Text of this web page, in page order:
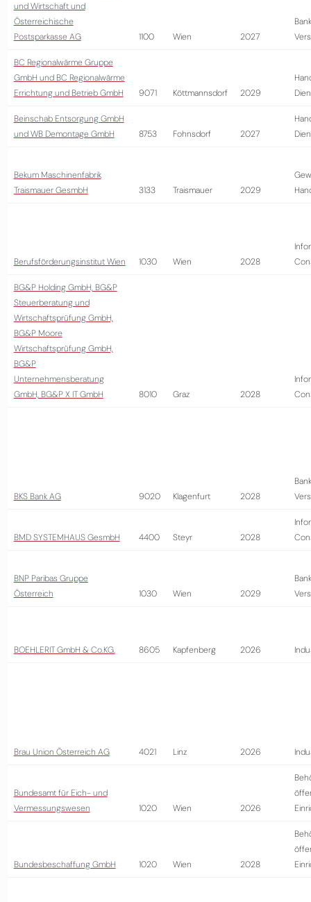
und Wirtschaft und
Österreichische
Postsparkasse AG
1100 Wien 2027
BC Regionalwärme Gruppe
GmbH und BC Regionalwärme
Errichtung und Betrieb GmbH
9071 Köttmannsdorf 2029
Beinschab Entsorgung GmbH
und WB Demontage GmbH
8753 Fohnsdorf 2027
Bekum Maschinenfabrik
Traismauer GesmbH
3133 Traismauer 2029
Berufsförderungsinstitut Wien 1030 Wien 2028
BG&P Holding GmbH, BG&P
Steuerberatung und
Wirtschaftsprüfung GmbH,
BG&P Moore
Wirtschaftsprüfung GmbH,
BG&P
Unternehmensberatung
GmbH, BG&P X IT GmbH
8010 Graz 2028
BKS Bank AG 9020 Klagenfurt 2028
BMD SYSTEMHAUS GesmbH 4400 Steyr 2028
BNP Paribas Gruppe
Österreich
1030 Wien 2029
BOEHLERIT GmbH & Co.KG. 8605 Kapfenberg 2026
Brau Union Österreich AG 4021 Linz 2026
Bundesamt für Eich- und
Vermessungswesen
1020 Wien 2026
Bundesbeschaffung GmbH 1020 Wien 2028